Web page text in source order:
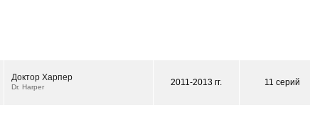
Доктор Харпер
Dr. Harper 2011-2013 гг. 11 серий